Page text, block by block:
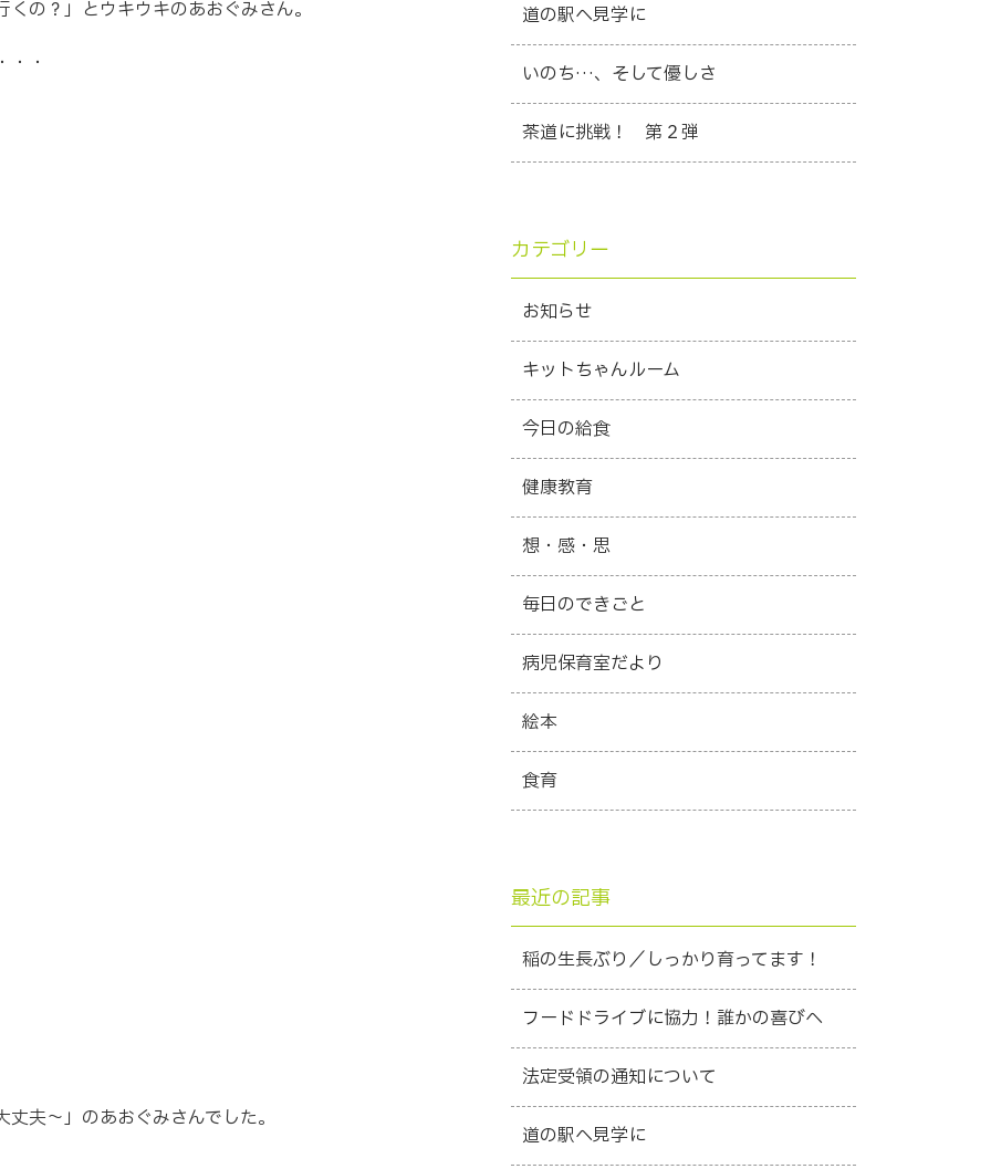
の？」とウキウキのあおぐみさん。
・
夫～」のあおぐみさんでした。
道の駅へ見学に
いのち…、そして優しさ
茶道に挑戦！ 第２弾
カテゴリー
お知らせ
キットちゃんルーム
今日の給食
健康教育
想・感・思
毎日のできごと
病児保育室だより
絵本
食育
最近の記事
稲の生長ぶり／しっかり育ってます！
フードドライブに協力！誰かの喜びへ
法定受領の通知について
道の駅へ見学に